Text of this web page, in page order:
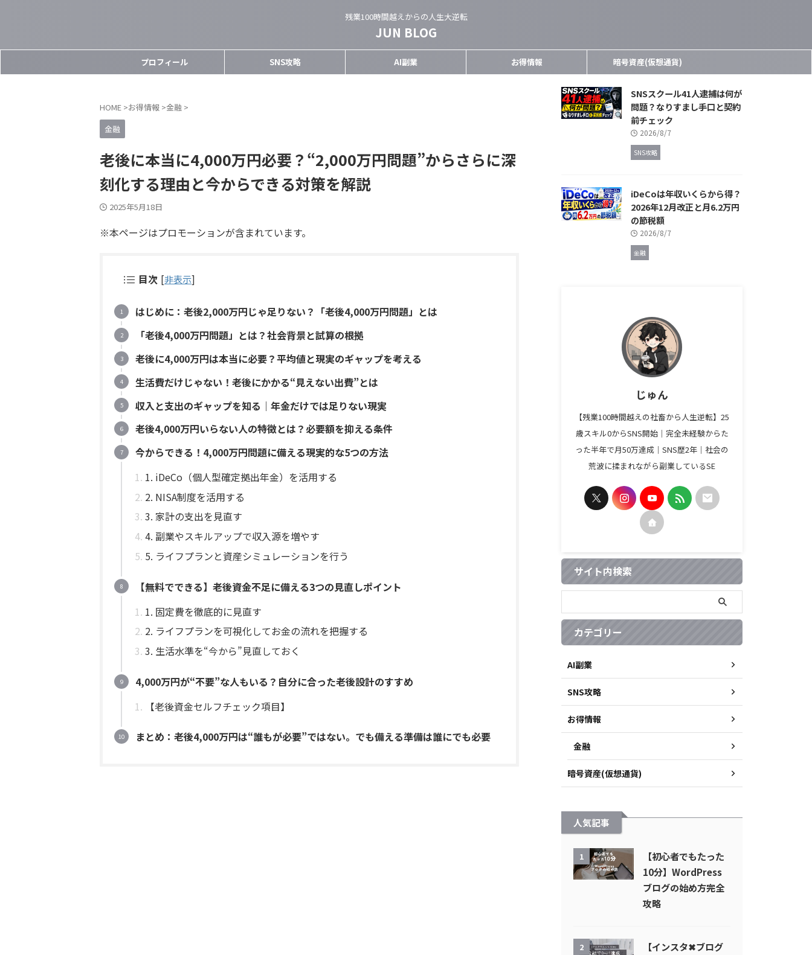
残業100時間越えからの人生大逆転
JUN BLOG
プロフィール SNS攻略 AI副業 お得情報 暗号資産(仮想通貨)
HOME >お得情報 >金融 >
金融
老後に本当に4,000万円必要？“2,000万円問題”からさらに深
刻化する理由と今からできる対策を解説
2025年5月18日
※本ページはプロモーションが含まれています。
目次 [非表示]
はじめに：老後2,000万円じゃ足りない？「老後4,000万円問題」とは
「老後4,000万円問題」とは？社会背景と試算の根拠
老後に4,000万円は本当に必要？平均値と現実のギャップを考える
生活費だけじゃない！老後にかかる“見えない出費”とは
収入と支出のギャップを知る｜年金だけでは足りない現実
老後4,000万円いらない人の特徴とは？必要額を抑える条件
今からできる！4,000万円問題に備える現実的な5つの方法
1. iDeCo（個人型確定拠出年金）を活用する
2. NISA制度を活用する
3. 家計の支出を見直す
4. 副業やスキルアップで収入源を増やす
5. ライフプランと資産シミュレーションを行う
【無料でできる】老後資金不足に備える3つの見直しポイント
1. 固定費を徹底的に見直す
2. ライフプランを可視化してお金の流れを把握する
3. 生活水準を“今から”見直しておく
4,000万円が“不要”な人もいる？自分に合った老後設計のすすめ
【老後資金セルフチェック項目】
まとめ：老後4,000万円は“誰もが必要”ではない。でも備える準備は誰にでも必要
SNSスクール41人逮捕は何が
問題？なりすまし手口と契約
前チェック
2026/8/7
SNS攻略
iDeCoは年収いくらから得？
2026年12月改正と月6.2万円
の節税額
2026/8/7
金融
じゅん
【残業100時間越えの社畜から人生逆転】25
歳スキル0からSNS開始｜完全未経験からた
った半年で月50万達成｜SNS歴2年｜社会の
荒波に揉まれながら副業しているSE
サイト内検索
カテゴリー
AI副業
SNS攻略
お得情報
金融
暗号資産(仮想通貨)
人気記事
1
【初心者でもたった
10分】WordPress
ブログの始め方完全
攻略
2
【インスタ✖︎ブログ